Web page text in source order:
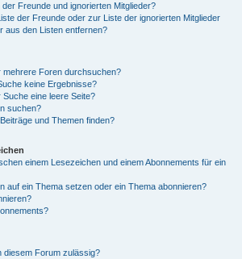
Freunde und ignorierten Mitglieder?
der Freunde oder zur Liste der ignorierten Mitglieder
aus den Listen entfernen?
mehrere Foren durchsuchen?
keine Ergebnisse?
eine leere Seite?
suchen?
und Themen finden?
einem Lesezeichen und einem Abonnements für ein
auf ein Thema setzen oder ein Thema abonnieren?
diesem Forum zulässig?